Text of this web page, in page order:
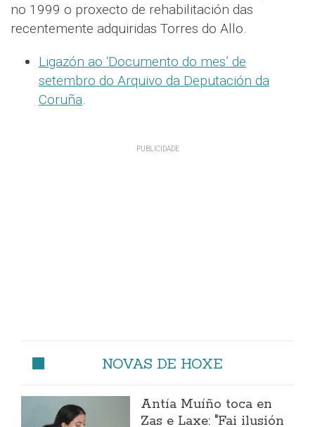
no 1999 o proxecto de rehabilitación das
recentemente adquiridas Torres do Allo.
Ligazón ao ‘Documento do mes’ de
setembro do Arquivo da Deputación da
Coruña.
NOVAS DE HOXE
Antía Muíño toca en
Zas e Laxe: "Fai ilusión